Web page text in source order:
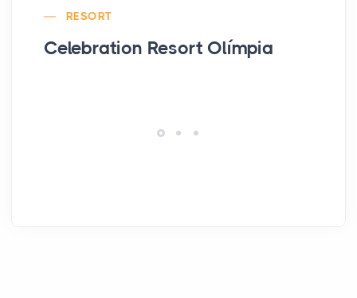
RESORT
Celebration Resort Olímpia